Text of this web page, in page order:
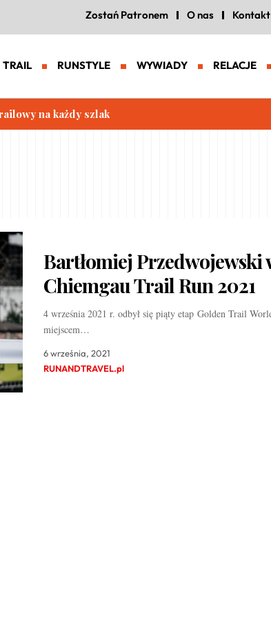
Zostań Patronem O nas Kontakt
TRAIL RUNSTYLE WYWIADY RELACJE
na każdy szlak
Bartłomiej Przedwojewski
Chiemgau Trail Run 2021
4 września 2021 r. odbył się piąty etap Golden Trail
miejscem…
6 września, 2021
RUNANDTRAVEL.pl